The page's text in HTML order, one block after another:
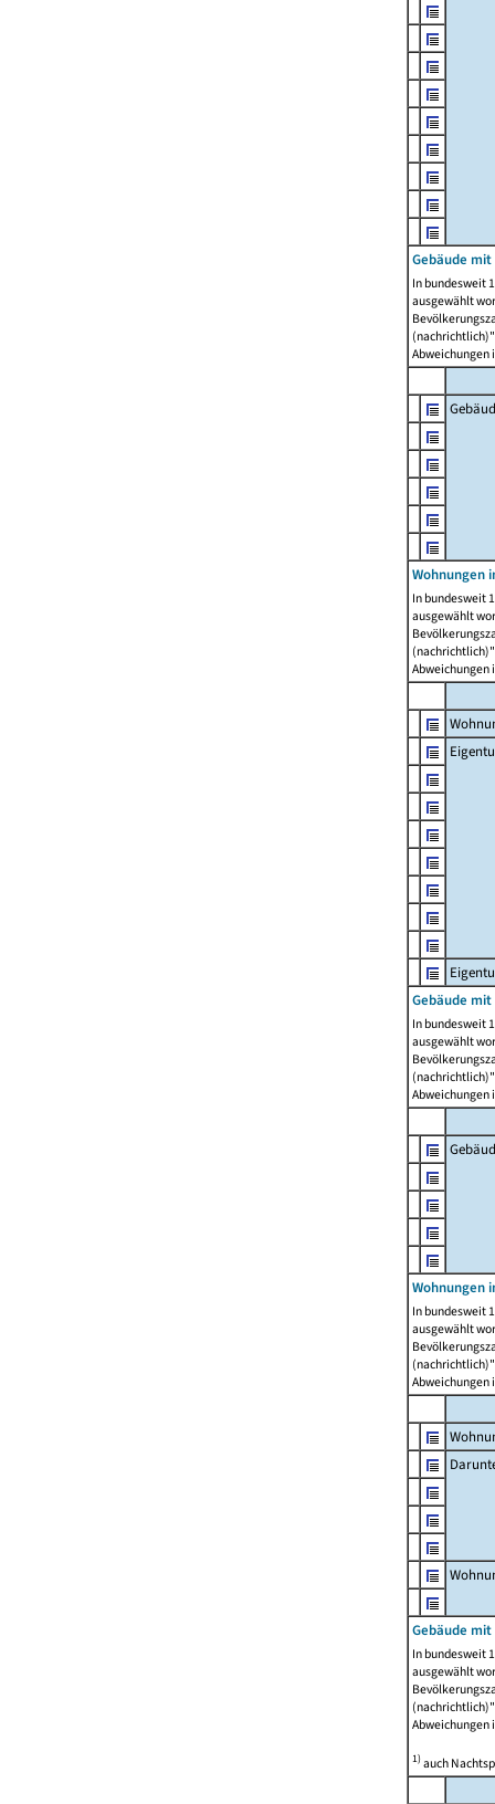
Gebäude mit
In bundesweit
ausgewählt
Abweichungen
Wohnungen
In bundesweit
ausgewählt
Abweichungen
Gebäude
In bundesweit
ausgewählt
Abweichungen
Wohnungen
In bundesweit
ausgewählt
Abweichungen
Gebäude
In bundesweit
ausgewählt
Abweichungen
1)auch